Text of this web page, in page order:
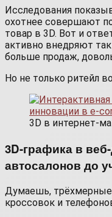
Исследования
охотнее совершают
товар в 3D. Вот и
активно внедряют
больше продаж,
Но не только ритейл
3D в интернет-
3D-графика в
автосалонов до
Думаешь, трёхмерные
кроссовок и